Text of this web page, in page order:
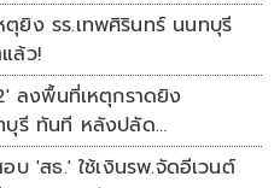
ยิง รร.เทพศิรินทร์ นนทบุรี
ล้ว!
ลงพื้นที่เหตุกราดยิง
บุรี ทันที หลังปลัด
คืบหน้า
'สธ.' ใช้เงินรพ.จัดอีเวนต์